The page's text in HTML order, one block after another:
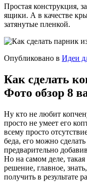
Простая конструкция,
ящики. А в качестве
затянутые пленкой.
Опубликовано в Идеи
Как сделать
Фото обзор 8
Ну кто не любит
просто не умеет его
всему просто
беда, его можно
предварительно
Но на самом деле, такая
решение, главное,
получить в результате